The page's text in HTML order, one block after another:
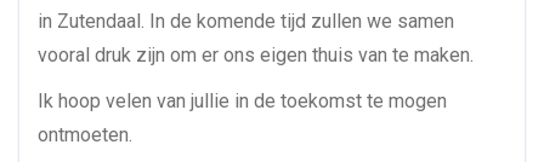
in Zutendaal. In de komende tijd zullen we samen
vooral druk zijn om er ons eigen thuis van te maken.
Ik hoop velen van jullie in de toekomst te mogen
ontmoeten.